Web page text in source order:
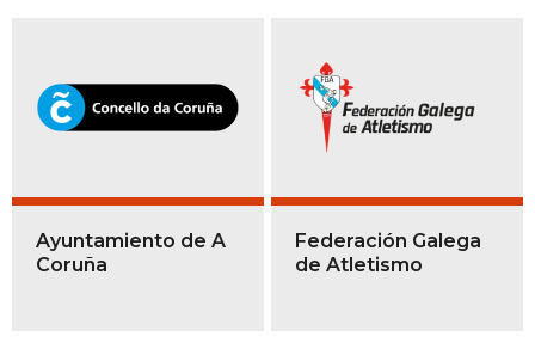
Ayuntamiento de A
Coruña
Federación Galega
de Atletismo